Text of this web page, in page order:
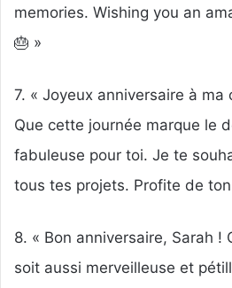
memories. Wishing you an
🎂 »
7. « Joyeux anniversaire à ma
Que cette journée marque le
fabuleuse pour toi. Je te
tous tes projets. Profite de ton
8. « Bon anniversaire, Sarah !
soit aussi merveilleuse et